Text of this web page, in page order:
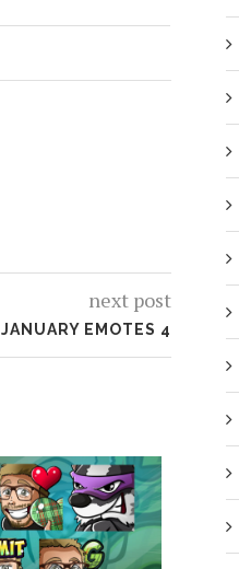
next post
JANUARY EMOTES 4